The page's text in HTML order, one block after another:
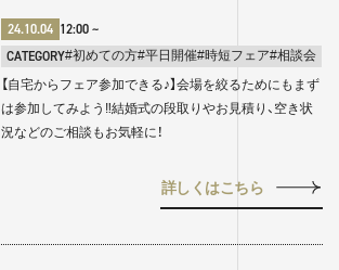
24.10.04 12:00~
CATEGORY#初めての方#平日開催#時短フェア#相談会
【自宅からフェア参加できる♪】会場を絞るためにもまず
は参加してみよう‼結婚式の段取りやお見積り、空き状
況などのご相談もお気軽に！
詳しくはこちら